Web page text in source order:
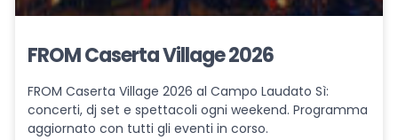
FROM Caserta Village 2026
FROM Caserta Village 2026 al Campo Laudato Sì:
concerti, dj set e spettacoli ogni weekend. Programma
aggiornato con tutti gli eventi in corso.